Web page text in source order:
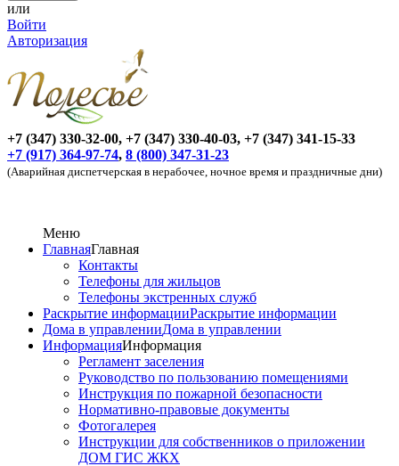
или
Войти
Авторизация
+7 (347) 330-32-00, +7 (347) 330-40-03, +7 (347) 341-15-33
+7 (917) 364-97-74, 8 (800) 347-31-23
(Аварийная диспетчерская в нерабочее, ночное время и праздничные дни)
Меню
ГлавнаяГлавная
Контакты
Телефоны для жильцов
Телефоны экстренных служб
Раскрытие информацииРаскрытие информации
Дома в управленииДома в управлении
ИнформацияИнформация
Регламент заселения
Руководство по пользованию помещениями
Инструкция по пожарной безопасности
Нормативно-правовые документы
Фотогалерея
Инструкции для собственников о приложении
ДОМ ГИС ЖКХ